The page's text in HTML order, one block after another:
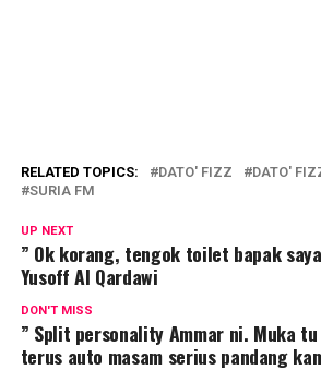
RELATED TOPICS: DATO' FIZZ
DATO'
SURIA FM
UP NEXT
” Ok korang, tengok toilet bapak
Yusoff Al Qardawi
DON'T MISS
” Split personality Ammar ni. Muka
terus auto masam serius pandang